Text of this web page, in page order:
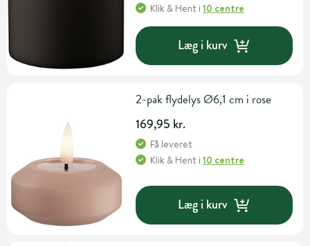
Klik & Hent i10 centre
Læg i kurv
2-pak flydelys Ø6,1 cm i rose
169,95 kr.
Få leveret
Klik & Hent i10 centre
Læg i kurv